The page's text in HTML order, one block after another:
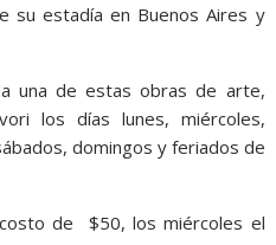
su estadía en Buenos Aires y
una de estas obras de arte,
los días lunes, miércoles,
domingos y feriados de
de $50, los miércoles el